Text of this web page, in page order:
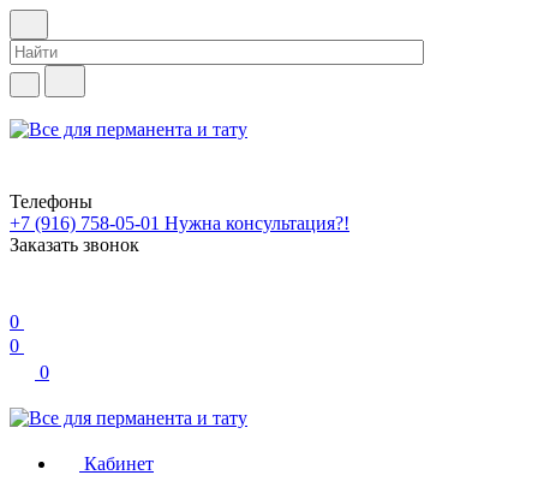
Телефоны
+7 (916) 758-05-01 Нужна консультация?!
Заказать звонок
0
0
0
Кабинет